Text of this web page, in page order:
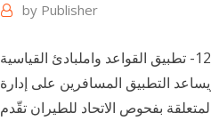
by Publisher
السلطة املختصة رسمياً باإلشراف على سلطة الطيران املدني: -7 12- تطبيق القواعد واملبادئ القياسية
التطبيق المسافرين على إدارة
بفحوص الاتحاد للطيران تقّدم